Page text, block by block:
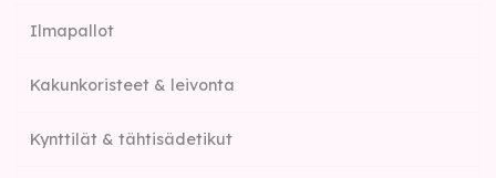
Ilmapallot
Kakunkoristeet & leivonta
Kynttilät & tähtisädetikut